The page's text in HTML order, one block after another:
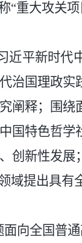
“重大攻关
平新时代
治国理政
阐释；围
国特色哲
创新性发
域提出具有
全国普通